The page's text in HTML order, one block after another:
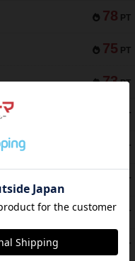
78 PT
75 PT
73 PT
PT
PT
PT
59 PT
PT